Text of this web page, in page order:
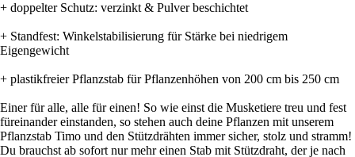
+ doppelter Schutz: verzinkt & Pulver beschichtet
+ Standfest: Winkelstabilisierung für Stärke bei niedrigem
Eigengewicht
+ plastikfreier Pflanzstab für Pflanzenhöhen von 200 cm bis 250 cm
Einer für alle, alle für einen! So wie einst die Musketiere treu und fest
füreinander einstanden, so stehen auch deine Pflanzen mit unserem
Pflanzstab Timo und den Stützdrähten immer sicher, stolz und stramm!
Du brauchst ab sofort nur mehr einen Stab mit Stützdraht, der je nach